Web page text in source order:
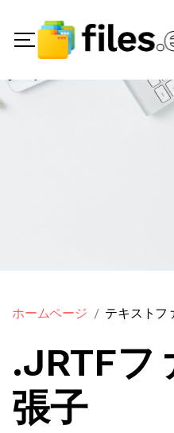
ホームページ テキストフ
.JRTFフ
張子